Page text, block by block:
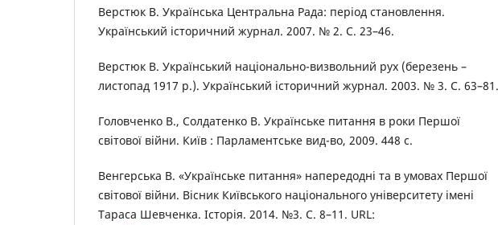
Верстюк В. Українська Центральна Рада: період становлення.
Український історичний журнал. 2007. № 2. С. 23–46.
Верстюк В. Український національно-визвольний рух (березень –
листопад 1917 р.). Український історичний журнал. 2003. № 3. С. 63–81.
Головченко В., Солдатенко В. Українське питання в роки Першої
світової війни. Київ : Парламентське вид-во, 2009. 448 с.
Венгерська В. «Українське питання» напередодні та в умовах Першої
світової війни. Вісник Київського національного університету імені
Тараса Шевченка. Історія. 2014. №3. С. 8–11. URL: